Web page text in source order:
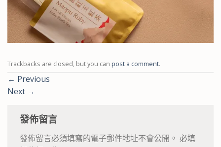
Trackbacks are closed, but you can post a comment.
← Previous
Next →
發佈留言
發佈留言必須填寫的電子郵件地址不會公開。 必填